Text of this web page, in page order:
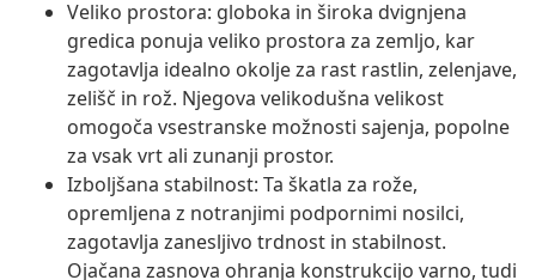
Veliko prostora: globoka in široka dvignjena
gredica ponuja veliko prostora za zemljo, kar
zagotavlja idealno okolje za rast rastlin, zelenjave,
zelišč in rož. Njegova velikodušna velikost
omogoča vsestranske možnosti sajenja, popolne
za vsak vrt ali zunanji prostor.
Izboljšana stabilnost: Ta škatla za rože,
opremljena z notranjimi podpornimi nosilci,
zagotavlja zanesljivo trdnost in stabilnost.
Ojačana zasnova ohranja konstrukcijo varno, tudi